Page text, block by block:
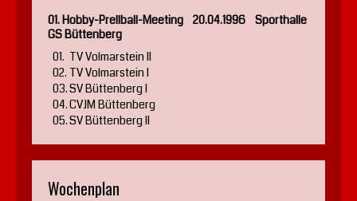
01. Hobby-Prellball-Meeting 20.04.1996 Sporthalle
GS Büttenberg
01. TV Volmarstein II
02. TV Volmarstein I
03.SV Büttenberg I
04.CVJM Büttenberg
05.SV Büttenberg II
Wochenplan